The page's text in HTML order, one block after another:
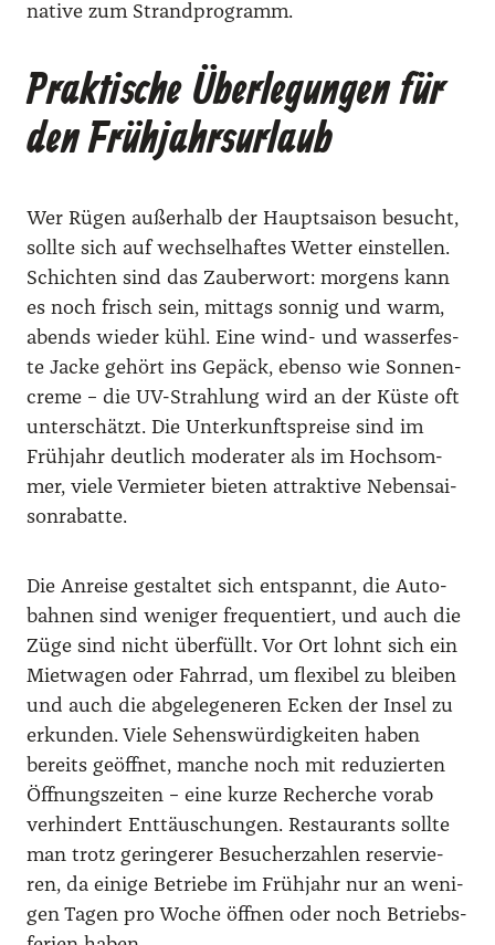
na­ti­ve zum Strand­pro­gramm.
Praktische Überlegungen für
den Frühjahrsurlaub
Wer Rügen außer­halb der Haupt­sai­son besucht,
soll­te sich auf wech­sel­haf­tes Wet­ter ein­stel­len.
Schich­ten sind das Zau­ber­wort: mor­gens kann
es noch frisch sein, mit­tags son­nig und warm,
abends wie­der kühl. Eine wind- und was­ser­fes­
te Jacke gehört ins Gepäck, eben­so wie Son­nen­
creme – die UV-Strah­lung wird an der Küs­te oft
unter­schätzt. Die Unter­kunfts­prei­se sind im
Früh­jahr deut­lich mode­ra­ter als im Hoch­som­
mer, vie­le Ver­mie­ter bie­ten attrak­ti­ve Neben­sai­
son­ra­bat­te.
Die Anrei­se gestal­tet sich ent­spannt, die Auto­
bah­nen sind weni­ger fre­quen­tiert, und auch die
Züge sind nicht über­füllt. Vor Ort lohnt sich ein
Miet­wa­gen oder Fahr­rad, um fle­xi­bel zu blei­ben
und auch die abge­le­ge­ne­ren Ecken der Insel zu
erkun­den. Vie­le Sehens­wür­dig­kei­ten haben
bereits geöff­net, man­che noch mit redu­zier­ten
Öff­nungs­zei­ten – eine kur­ze Recher­che vor­ab
ver­hin­dert Ent­täu­schun­gen. Restau­rants soll­te
man trotz gerin­ge­rer Besu­cher­zah­len reser­vie­
ren, da eini­ge Betrie­be im Früh­jahr nur an weni­
gen Tagen pro Woche öff­nen oder noch Betriebs­